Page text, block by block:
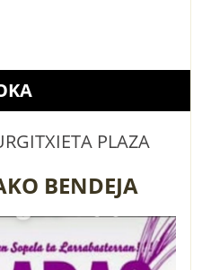
PLAZA
BENDEJA